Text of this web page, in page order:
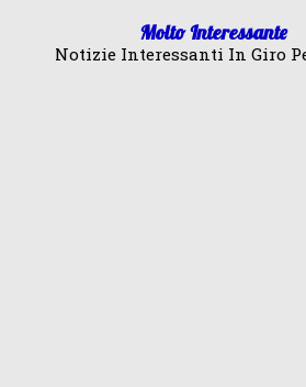
Molto Interessante
Notizie Interessanti In Giro